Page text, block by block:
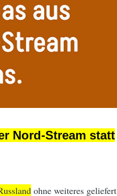
Nord-Stream statt
ohne weiteres geliefert